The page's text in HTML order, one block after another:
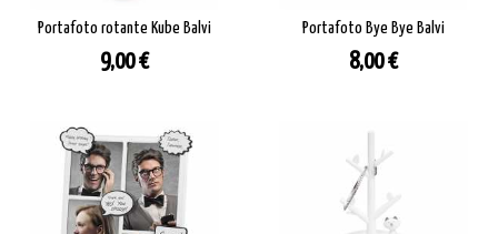
Portafoto rotante Kube Balvi
Prezzo
9,00 €
Portafoto Bye Bye Balvi
Prezzo
8,00 €